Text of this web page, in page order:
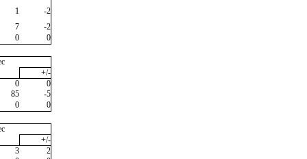
1
-2
7
-2
0
0
+/-
0
0
85
-5
0
0
+/-
3
2